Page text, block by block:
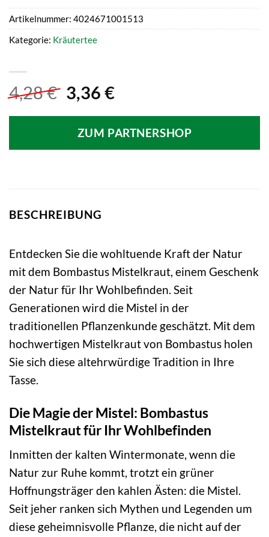
4,28€ Ursprünglicher
war:
4,28 €
3,36 €Aktueller
ist:
3,36 €.
ZUM PARTNERSHOP
Artikelnummer: 4024671001513
Kategorie: Kräutertee
BESCHREIBUNG
Entdecken Sie die wohltuende Kraft der Natur
mit dem Bombastus Mistelkraut, einem Geschenk
der Natur für Ihr Wohlbefinden. Seit
Generationen wird die Mistel in der
traditionellen Pflanzenkunde geschätzt. Mit dem
hochwertigen Mistelkraut von Bombastus holen
Sie sich diese altehrwürdige Tradition in Ihre
Tasse.
Die Magie der Mistel: Bombastus
Mistelkraut für Ihr Wohlbefinden
Inmitten der kalten Wintermonate, wenn die
Natur zur Ruhe kommt, trotzt ein grüner
Hoffnungsträger den kahlen Ästen: die Mistel.
Seit jeher ranken sich Mythen und Legenden um
diese geheimnisvolle Pflanze, die nicht auf der